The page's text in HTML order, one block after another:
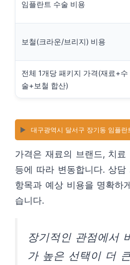
임플란트 수술 비용
보철(크라운/브리지) 비용
전체 1개당 패키지 가격(재료+수
술+보철 합산)
▶️ 대구광역시 달서구 장기동 임플란
가격은 재료의 브랜드, 치
등에 따라 변동합니다. 상담
항목과 예상 비용을 명확하
습니다.
장기적인 관점에서
가 높은 선택이 더